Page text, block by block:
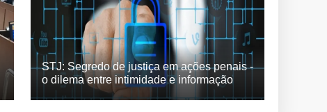
STJ: Segredo de justiça em ações penais -
o dilema entre intimidade e informação